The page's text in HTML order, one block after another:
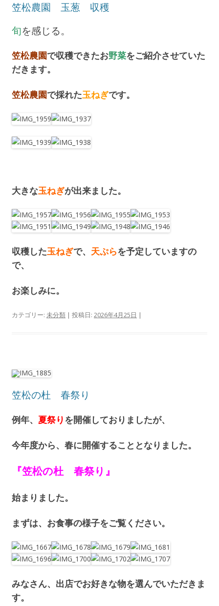
笠松農園 玉葱 収穫
旬を感じる。
笠松農園で収穫できたお野菜をご紹介させていた
だきます。
笠松農園で採れた玉ねぎです。
大きな玉ねぎが出来ました。
収穫した玉ねぎで、 天ぷらを予定していますの
で、
お楽しみに。
カテゴリー: 未分類 | 投稿日: 2026年4月25日 |
笠松の杜 春祭り
例年、 夏祭り を開催しておりましたが、
今年度から、春に開催することとなりました。
『笠松の杜 春祭り』
始まりました。
まずは、お食事の様子をご覧ください。
みなさん、出店でお好きな物を選んでいただきま
す。